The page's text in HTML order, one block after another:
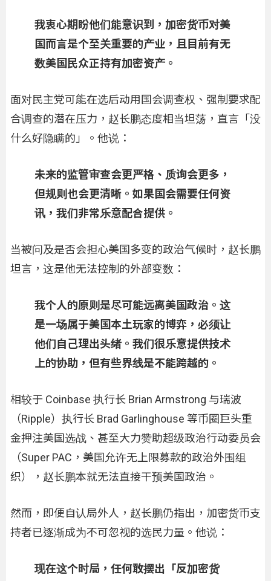
我衷心期盼他们能意识到，加密货币对美
国而言是个至关重要的产业，且目前有无
数美国民众正持有加密资产。
面对民主党可能在选后动用国会调查权、强制要求配
合调查的潜在压力，赵长鹏态度相当坦荡，直言「没
什么好隐瞒的」。他说：
未来的监管审查会更严格、质询会更多，
但规则也会更清晰。如果国会需要任何资
讯，我们非常乐意配合提供。
当被问及是否会担心美国多变的政治气候时，赵长鹏
坦言，这是他无法控制的外部变数：
我个人的原则是尽可能远离美国政治。这
是一场属于美国本土玩家的博弈，必须让
他们自己理出头绪。我们很乐意提供技术
上的协助，但有些界线是不能跨越的。
相较于 Coinbase 执行长 Brian Armstrong 与瑞波
（Ripple）执行长 Brad Garlinghouse 等币圈巨头重
金押注美国选战、甚至大力赞助超级政治行动委员会
（Super PAC，美国允许无上限募款的政治外围组
织），赵长鹏本就无法直接干预美国政治。
然而，即便自认局外人，赵长鹏仍指出，加密货币支
持者已逐渐成为不可忽视的选民力量。他说：
现在这个时局，任何敢摆出「反加密货